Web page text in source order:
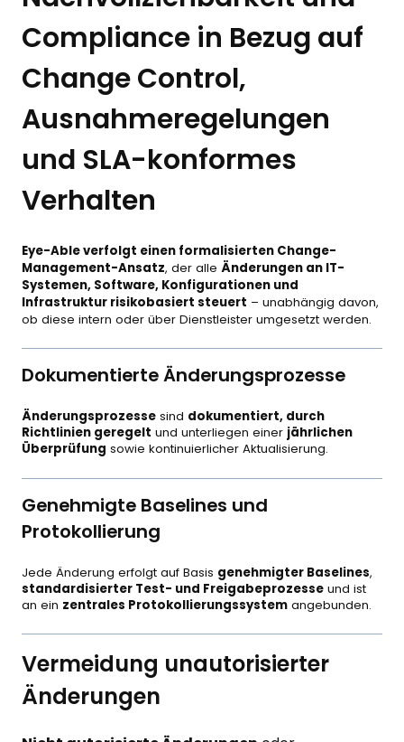
Compliance in Bezug auf
Change Control,
Ausnahmeregelungen
und SLA-konformes
Verhalten
Eye-Able verfolgt einen formalisierten Change-
Management-Ansatz, der alle Änderungen an IT-
Systemen, Software, Konfigurationen und
Infrastruktur risikobasiert steuert – unabhängig davon,
ob diese intern oder über Dienstleister umgesetzt werden.
Dokumentierte Änderungsprozesse
Änderungsprozesse sind dokumentiert, durch
Richtlinien geregelt und unterliegen einer jährlichen
Überprüfung sowie kontinuierlicher Aktualisierung.
Genehmigte Baselines und
Protokollierung
Jede Änderung erfolgt auf Basis genehmigter Baselines,
standardisierter Test- und Freigabeprozesse und ist
an ein zentrales Protokollierungssystem angebunden.
Vermeidung unautorisierter
Änderungen